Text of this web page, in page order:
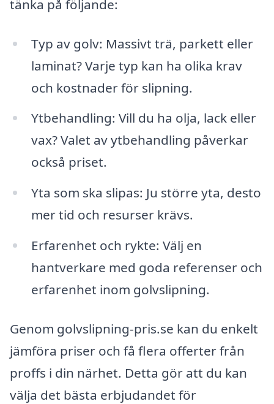
tänka på följande:
Typ av golv: Massivt trä, parkett eller
laminat? Varje typ kan ha olika krav
och kostnader för slipning.
Ytbehandling: Vill du ha olja, lack eller
vax? Valet av ytbehandling påverkar
också priset.
Yta som ska slipas: Ju större yta, desto
mer tid och resurser krävs.
Erfarenhet och rykte: Välj en
hantverkare med goda referenser och
erfarenhet inom golvslipning.
Genom golvslipning-pris.se kan du enkelt
jämföra priser och få flera offerter från
proffs i din närhet. Detta gör att du kan
välja det bästa erbjudandet för